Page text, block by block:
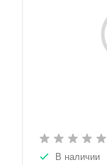
В наличии